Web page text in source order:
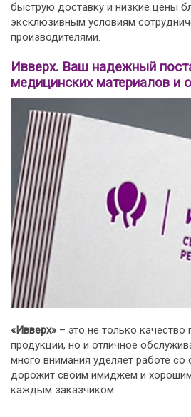
быструю доставку и низкие цены
эксклюзивным условиям
производителями.
Ивверх. Ваш надежный
медицинских материалов и
«Ивверх»– это не только качество
продукции, но и отличное
много внимания уделяет работе со
дорожит своим имиджем и
каждым заказчиком.